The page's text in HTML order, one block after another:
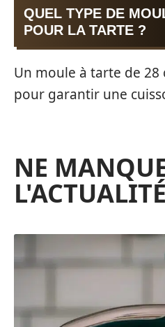
QUEL TYPE DE
POUR LA TARTE ?
Un moule à tarte de
pour garantir une
NE
L'ACTUALITÉ